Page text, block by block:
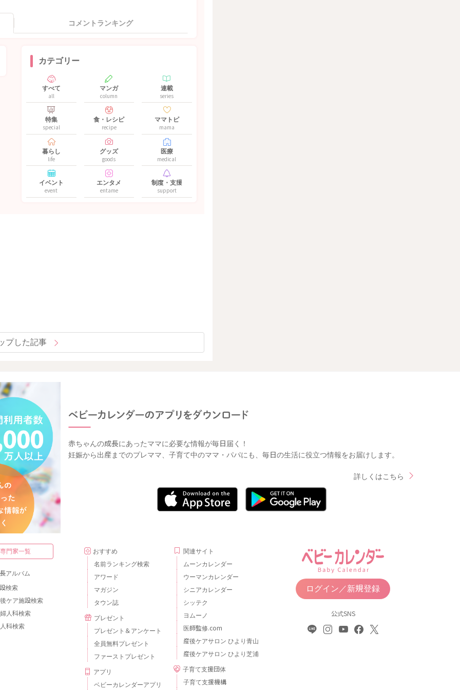
コメントランキング
カテゴリー
すべて
all
マンガ
column
連載
series
特集
special
食・レシピ
recipe
ママトピ
mama
暮らし
life
グッズ
goods
医療
medical
イベント
event
エンタメ
entame
制度・支援
support
プした記事
赤ちゃんの成長にあったママに必要な情報が毎日届く！
妊娠から出産までのプレママ、子育て中のママ・パパにも、毎日の生活に役立つ情報をお届けします。
詳しくはこちら
門家一覧
アルバム
検索
ケア施設検索
人科検索
科検索
おすすめ
名前ランキング検索
アワード
マガジン
タウン誌
プレゼント
プレゼント＆アンケート
全員無料プレゼント
ファーストプレゼント
アプリ
ベビーカレンダーアプリ
関連サイト
ムーンカレンダー
ウーマンカレンダー
シニアカレンダー
シッテク
ヨムーノ
医師監修.com
産後ケアサロン ひより青山
産後ケアサロン ひより芝浦
子育て支援団体
子育て支援機構
ログイン／新規登録
公式SNS